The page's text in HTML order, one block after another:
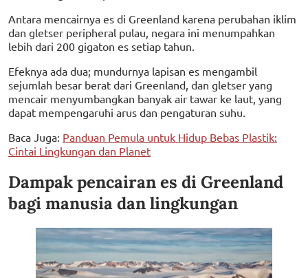
Antara mencairnya es di Greenland karena perubahan iklim
dan gletser peripheral pulau, negara ini menumpahkan
lebih dari 200 gigaton es setiap tahun.
Efeknya ada dua; mundurnya lapisan es mengambil
sejumlah besar berat dari Greenland, dan gletser yang
mencair menyumbangkan banyak air tawar ke laut, yang
dapat mempengaruhi arus dan pengaturan suhu.
Baca Juga: Panduan Pemula untuk Hidup Bebas Plastik:
Cintai Lingkungan dan Planet
Dampak pencairan es di Greenland
bagi manusia dan lingkungan